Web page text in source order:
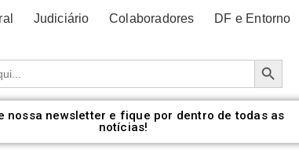
Judiciário Colaboradores DF e Entorno
Botão de pesquisa
nossa newsletter e fique por dentro de todas as
notícias!